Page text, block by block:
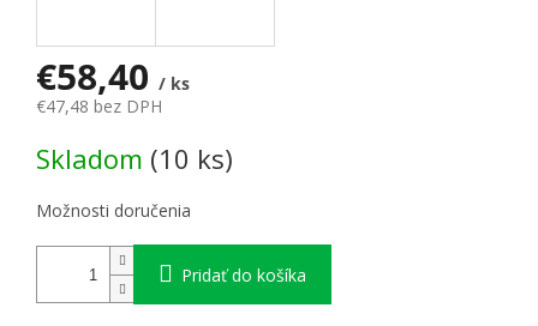
€58,40 / ks
€47,48 bez DPH
Skladom (10 ks)
Možnosti doručenia
Pridať do košíka